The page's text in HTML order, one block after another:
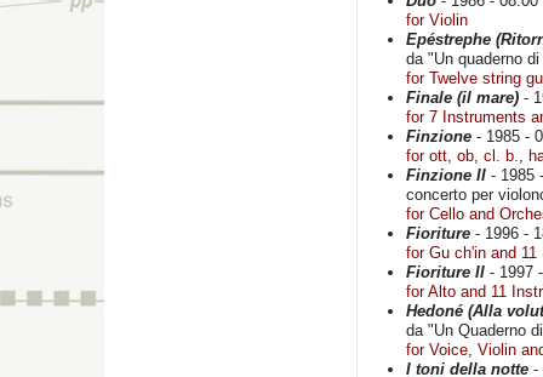
for Violin
Epéstrephe
da "Un quaderno
for Twelve string
Finale (il mare) -
for 7 Instruments
Finzione - 1985 -
for ott, ob, cl. b.,
Finzione II - 1985
concerto per
for Cello and
Fioriture - 1996 -
for Gu ch'in and
Fioriture II - 1997
for Alto and 11
Hedoné (Alla
da "Un Quaderno
for Voice, Violin
I toni della notte -